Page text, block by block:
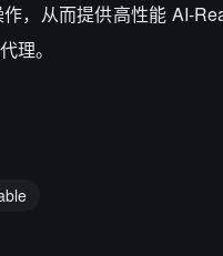
，从而提供高性能 AI-
理。